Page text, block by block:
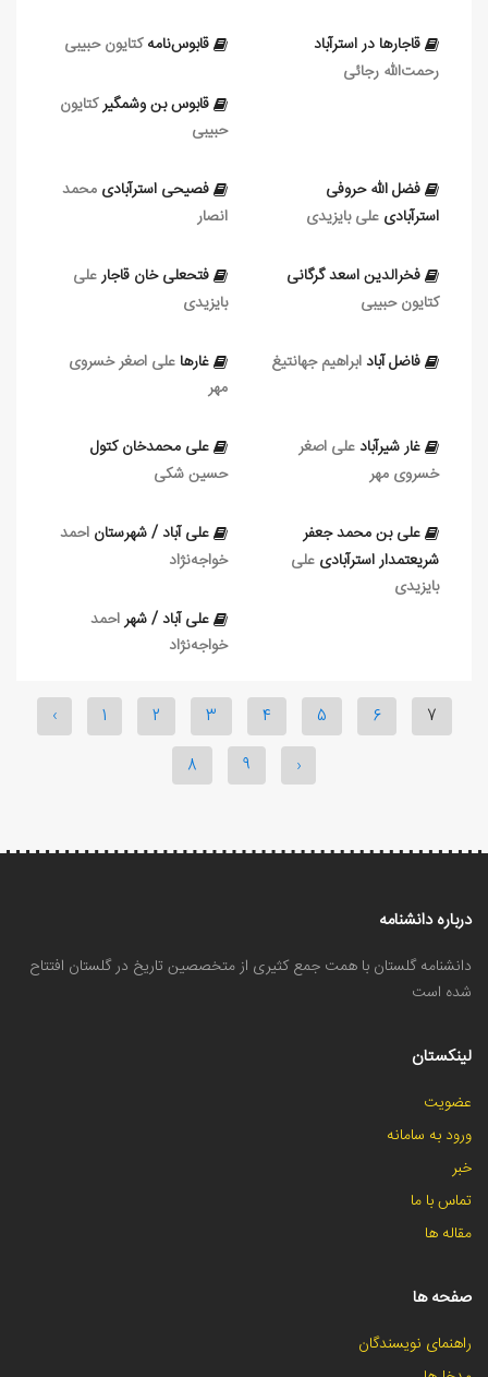
قاجارها در استرآباد
رحمت‌الله رجائی
قابوس‌نامه کتایون حبیبی
قابوس بن وشمگيرکتایون
حبیبی
فضل الله حروفی
استرآبادی علی بایزیدی
فصیحی استرآبادی محمد
انصار
فخرالدین اسعد گرگانی
کتایون حبیبی
فتحعلی خان قاجارعلی
بایزیدی
فاضل آباد ابراهیم جهانتیغ غارها علی‏ اصغر خسروی
مهر
غار شیرآباد علی‏ اصغر
خسروی مهر
علی محمدخان کتول
حسین شکی
علی بن محمد جعفر
شريعتمدار استرآبادی علی
بایزیدی
علی آباد / شهرستان احمد
خواجه‌نژاد
علی آباد / شهراحمد
خواجه‌نژاد
‹ 1 2 3 4 5 6
7
8
9 ›
درباره دانشنامه
دانشنامه گلستان با همت جمع کثیری از متخصصین تاریخ در گلستان افتتاح
شده است
لینکستان
عضویت
ورود به سامانه
خبر
تماس با ما
مقاله ها
صفحه ها
راهنمای نویسندگان